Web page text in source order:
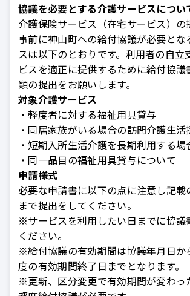
協議を必要とする介護サービスについ
介護保険サービス（在宅サービス）の
事前に神山町への給付協議が必要とな
スは以下のとおりです。利用者の自立
ビスを適正に提供するために給付協議
類の提出をお願いします。
対象介護サービス
・軽度者に対する福祉用具貸与
・同居家族がいる場合の訪問介護生活
・短期入所生活介護を長期利用する場
・同一品目の福祉用具貸与について
申請様式
必要な申請書に以下の点に注意し記載
まで提出をしてください。
※サービスを利用したい日までに協議
ください。
※給付協議の有効期間は協議年月日か
度の有効期間終了日までとなります。
※更新、区分変更で有効期間が変わっ